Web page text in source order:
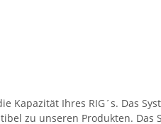
Kapazität Ihres RIG´s. Das
zu unseren Produkten. Das